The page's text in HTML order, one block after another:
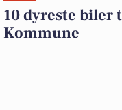
10 dyreste biler
Kommune